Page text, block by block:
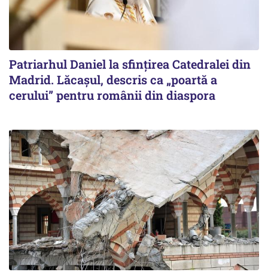
Patriarhul Daniel la sfințirea Catedralei din
Madrid. Lăcașul, descris ca „poartă a
cerului” pentru românii din diaspora